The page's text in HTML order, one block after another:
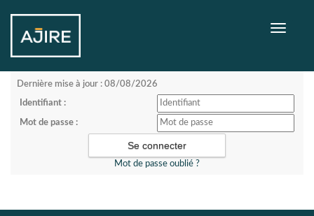
Toggle
Dernière mise à jour : 08/08/2026
Identifiant :
Mot de passe :
Mot de passe oublié ?